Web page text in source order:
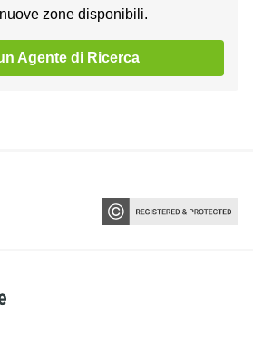
zone disponibili.
Agente di Ricerca